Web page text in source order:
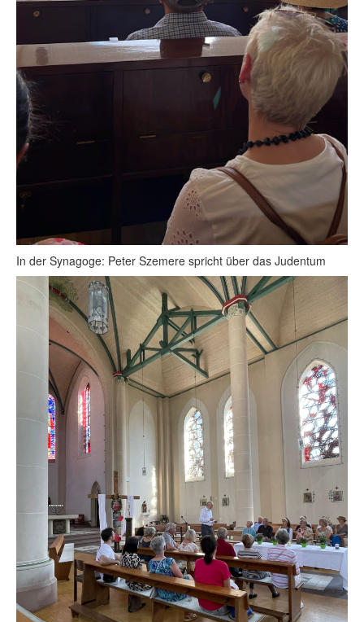
In der Synagoge: Peter Szemere spricht über das Judentum